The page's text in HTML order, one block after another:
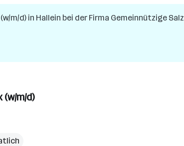
m/d) in Hallein bei der Firma Gemeinnützige
m/d)